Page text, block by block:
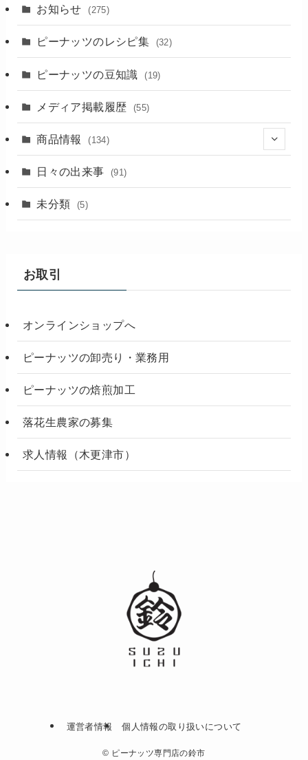
お知らせ (275)
ピーナッツのレシピ集 (32)
ピーナッツの豆知識 (19)
メディア掲載履歴 (55)
商品情報 (134)
(18)
日々の出来事 (91)
未分類 (5)
お取引
オンラインショップへ
ピーナッツの卸売り・業務用
ピーナッツの焙煎加工
落花生農家の募集
求人情報（木更津市）
運営者情報 個人情報の取り扱いについて
© ピーナッツ専門店の鈴市